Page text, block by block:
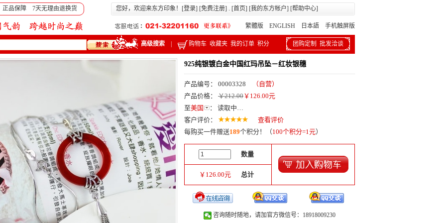
品保障 7天无理由退换货 您好，欢迎来东方印象！[登录] [免费注册] . [首页] [我的东方帐户] [帮助中心]
繁體版 ENGLISH 日本語 手机触屏版
高级搜索 购物车 收藏夹 我的订单 积分 团购定制 批发洽谈
925纯银镀白金中国红玛吊坠－红妆银穗
产品编号： 00003328
（自营）
产品价格： ￥212.00￥ 126.00元
至美国 ： 读取中…
客户评价：
查看评价
每购买一件赠送189个积分！（100个积分=1元）
数量
￥ 126.00元 总计
咨询随时随地，请加官方微信号：18918009230